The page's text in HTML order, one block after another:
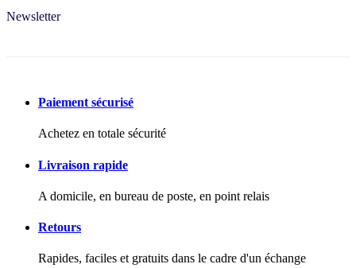
Newsletter
Paiement sécurisé
Achetez en totale sécurité
Livraison rapide
A domicile, en bureau de poste, en point relais
Retours
Rapides, faciles et gratuits dans le cadre d'un échange